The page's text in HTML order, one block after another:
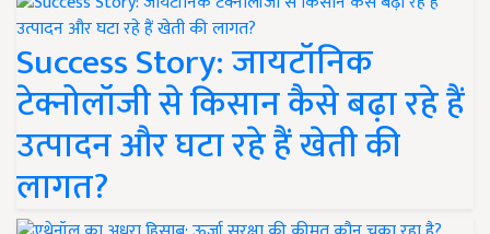
Success Story: जायटॉनिक
टेक्नोलॉजी से किसान कैसे बढ़ा रहे हैं
उत्पादन और घटा रहे हैं खेती की
लागत?